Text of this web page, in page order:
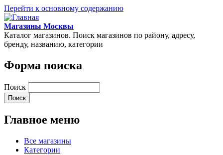
Перейти к основному содержанию
Магазины Москвы
Каталог магазинов. Поиск магазинов по району, адресу,
бренду, названию, категории
Форма поиска
Поиск
Главное меню
Все магазины
Категории